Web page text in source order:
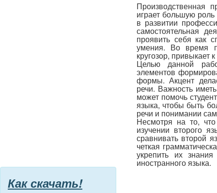
Производственная
играет большую
в развитии
самостоятельная
проявить себя как
умения. Во время
кругозор, привыкает
Целью данной
элементов
формы. Акцент
речи. Важность
может помочь
языка, чтобы быть
речи и понимании
Несмотря на то,
изучении второго
сравнивать второй
четкая
укрепить их
иностранного языка.
Как скачать!